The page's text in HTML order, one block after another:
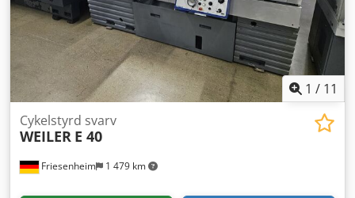
1 / 11
Friesenheim 1 479 km
Cykelstyrd svarv
WEILER E 40